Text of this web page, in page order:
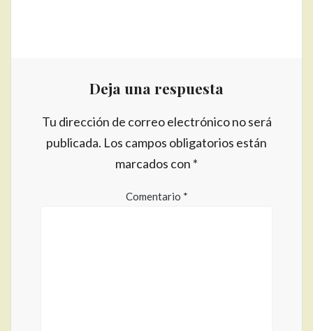
Deja una respuesta
Tu dirección de correo electrónico no será
publicada. Los campos obligatorios están
marcados con *
Comentario *